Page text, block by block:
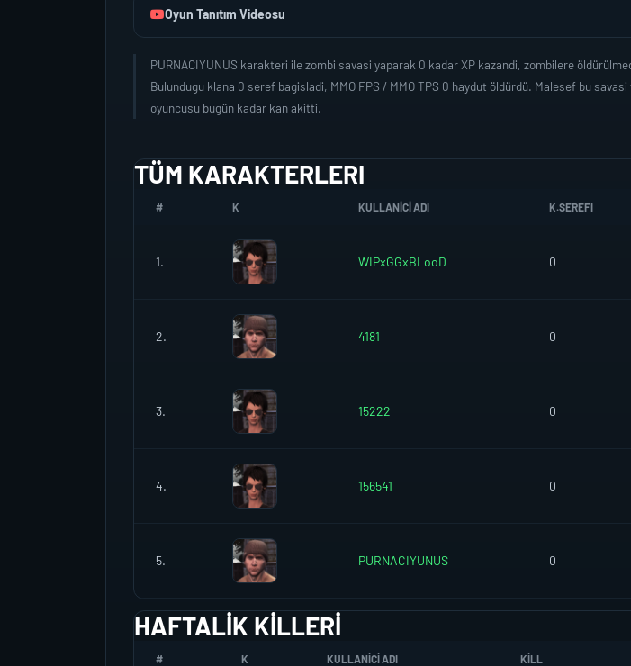
Oyun Tanıtım Videosu
PURNACIYUNUS karakteri ile zombi savasi yaparak 0 kadar XP kazandi, zombilere
Bulundugu klana 0 seref bagisladi, MMO FPS / MMO TPS 0 haydut öldürdü. Malesef bu
oyuncusu bugün kadar kan akitti.
TÜM KARAKTERLERI
# K KULLANICI ADI K.SEREFI
1. WIPxGGxBLooD 0
2. 4181 0
3. 15222 0
4. 156541 0
5. PURNACIYUNUS 0
HAFTALIK KILLERI
# K KULLANICI ADI KILL